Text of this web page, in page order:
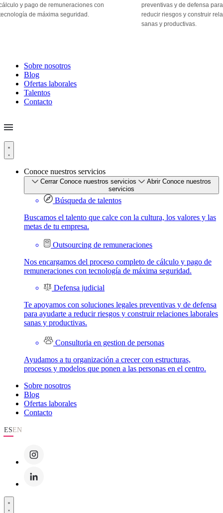
y pago de remuneraciones con
de máxima seguridad.
preventivas y de defensa
reducir riesgos y construir
sanas y productivas.
Sobre nosotros
Blog
Ofertas laborales
Talentos
Contacto
Conoce nuestros servicios
Cerrar Conoce nuestros servicios
Abrir Conoce nuestros
servicios
Búsqueda de talentos
Buscamos el talento que calce con la cultura, los valores y las
metas de tu empresa.
Outsourcing de remuneraciones
Nos encargamos del proceso completo de cálculo y pago de
remuneraciones con tecnología de máxima seguridad.
Defensa judicial
Te apoyamos con soluciones legales preventivas y de defensa
para ayudarte a reducir riesgos y construir relaciones laborales
sanas y productivas.
Consultoria en gestion de personas
Ayudamos a tu organización a crecer con estructuras,
procesos y modelos que ponen a las personas en el centro.
Sobre nosotros
Blog
Ofertas laborales
Contacto
ESEN